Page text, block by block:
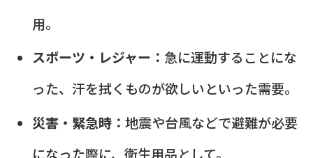
用。
スポーツ・レジャー： 急に運動することにな
った、汗を拭くものが欲しいといった需要。
災害・緊急時： 地震や台風などで避難が必要
になった際に、衛生用品として。